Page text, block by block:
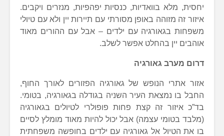
יחסית, מלא בוואדיות, כנסיות יפהפיות, מנזרים ויקבים.
איזור זה מזוהה באופן מסורתי עם תיירות יין ולא עם טיולי
משפחות בגאורגיה עם ילדים – אבל עם ההורים מאוד
אוהבים יין בהחלט אפשר לשלב.
דרום מערב גאורגיה
אזור אתרי הנופש של גאורגיה הפזורים לאורך החוף,
החבל בו נמצאת העיר השניה בגודלה בגאורגיה, בטומי.
בד”כ איזור זה קצת פחות פופולרי לטיולים בגאורגיה
(מלבד בטומי עצמה) אבל יכול להיות מאוד מומלץ לסיים
בו את הטיול אל גאורגיה עם ילדים בחופשה משפחתית